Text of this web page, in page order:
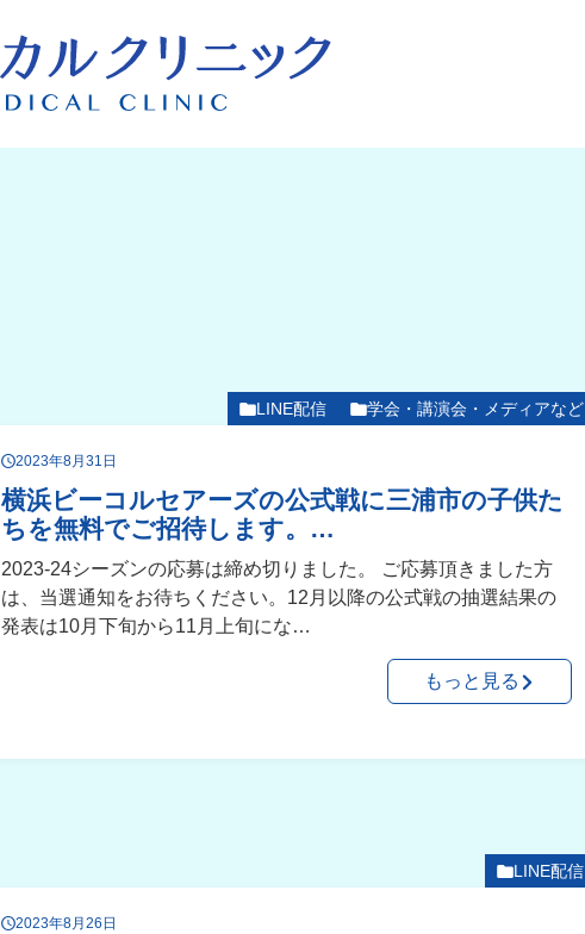
LINE配信 学会・講演会・メディアなど
2023年8月31日
横浜ビーコルセアーズの公式戦に三浦市の子供た
ちを無料でご招待します。…
2023-24シーズンの応募は締め切りました。 ご応募頂きました方
は、当選通知をお待ちください。12月以降の公式戦の抽選結果の
発表は10月下旬から11月上旬にな…
もっと見る
LINE配信
2023年8月26日